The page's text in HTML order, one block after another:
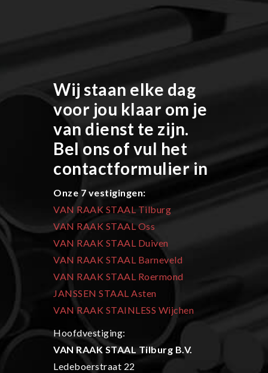
Wij staan elke dag
voor jou klaar om je
van dienst te zijn.
Bel ons of vul het
contactformulier in
Onze 7 vestigingen:
VAN RAAK STAAL Tilburg
VAN RAAK STAAL Oss
VAN RAAK STAAL Duiven
VAN RAAK STAAL Barneveld
VAN RAAK STAAL Roermond
JANSSEN STAAL Asten
VAN RAAK STAINLESS Wijchen
Hoofdvestiging:
VAN RAAK STAAL Tilburg B.V.
Ledeboerstraat 22